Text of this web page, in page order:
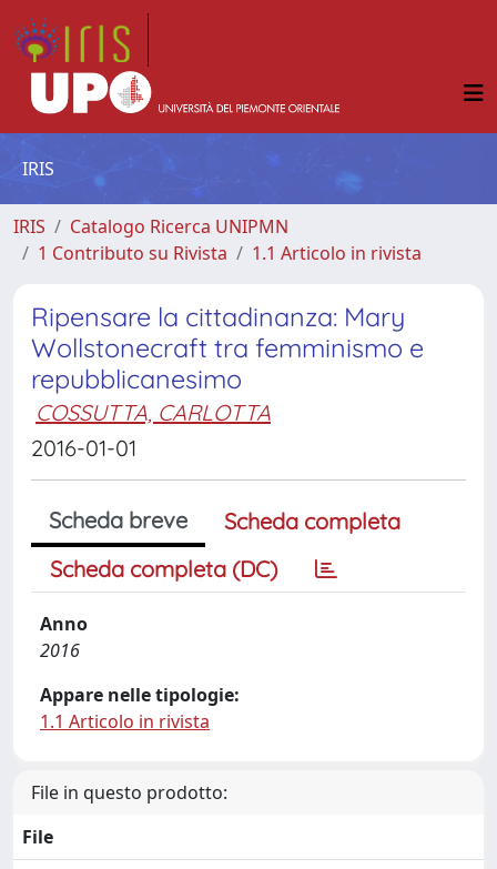
IRIS
IRIS
Catalogo Ricerca UNIPMN
1 Contributo su Rivista
1.1 Articolo in rivista
Ripensare la cittadinanza: Mary
Wollstonecraft tra femminismo e
repubblicanesimo
COSSUTTA, CARLOTTA
2016-01-01
Scheda breve
Scheda completa
Scheda completa (DC)
Anno
2016
Appare nelle tipologie:
1.1 Articolo in rivista
File in questo prodotto:
File